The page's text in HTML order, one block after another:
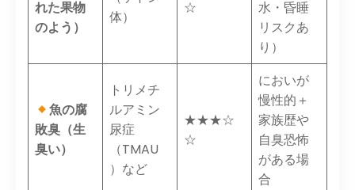
れた果物
のよう）
体）
☆
水・昏睡
リスクあ
り）
魚の腐
敗臭（生
臭い）
トリメチ
ルアミン
尿症
（TMAU
）など
★★★☆
☆
においが
慢性的＋
家族歴や
自臭恐怖
がある場
合